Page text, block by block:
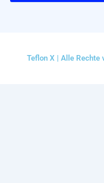
Teflon X | Alle Rechte